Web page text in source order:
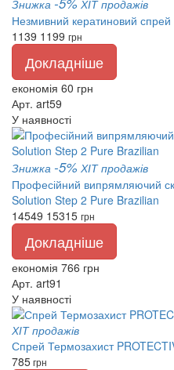
Знижка
ХІТ продажів
Незмивний кератиновий
1139 1199 грн
Докладніше
економія 60 грн
Арт. art59
У наявності
Знижка -5% ХІТ продажів
Професійний випрямляючий
Solution Step 2 Pure Brazilian
14549 15315 грн
Докладніше
економія 766 грн
Арт. art91
У наявності
ХІТ продажів
Спрей Термозахист
785грн